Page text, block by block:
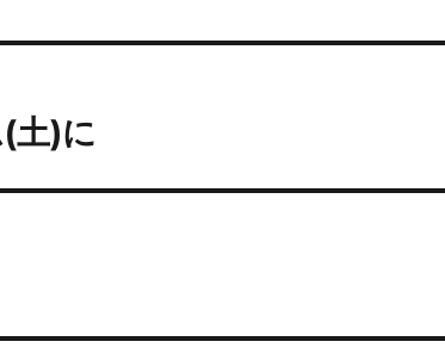
土)に